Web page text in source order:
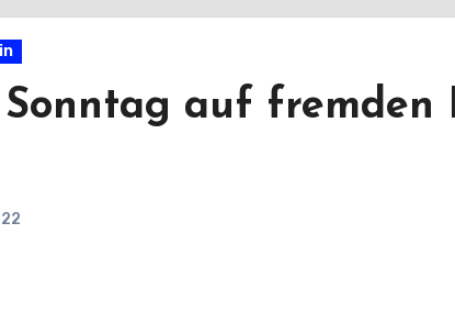
Sonntag auf fremden